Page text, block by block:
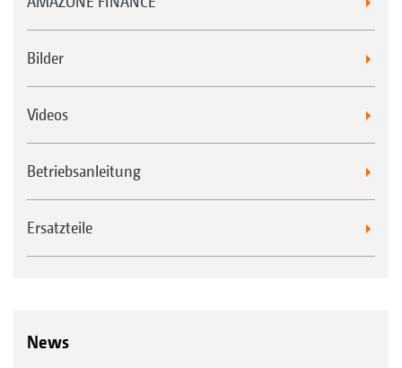
Bilder
Videos
Betriebsanleitung
Ersatzteile
News